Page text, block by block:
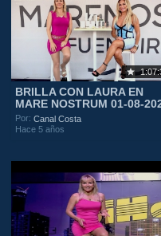
BRILLA CON LAURA EN
MARE NOSTRUM 01-08-
Por:Canal Costa
Hace 5 años